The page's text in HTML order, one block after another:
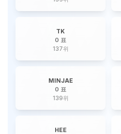
TK
0 표
137위
MINJAE
0 표
139위
HEE